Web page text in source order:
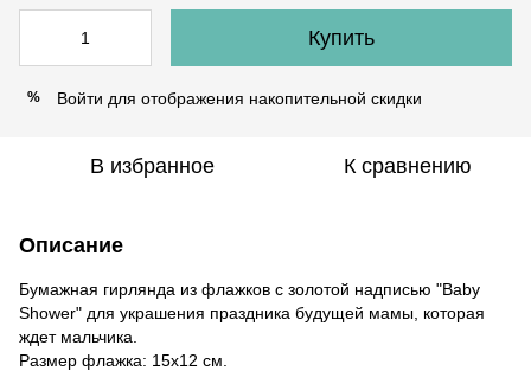
Купить
% Войти для отображения накопительной скидки
В избранное К сравнению
Описание
Бумажная гирлянда из флажков с золотой надписью "Baby
Shower" для украшения праздника будущей мамы, которая
ждет мальчика.
Размер флажка: 15х12 см.